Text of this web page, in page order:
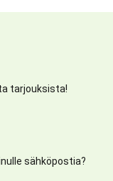
tarjouksista!
sähköpostia?